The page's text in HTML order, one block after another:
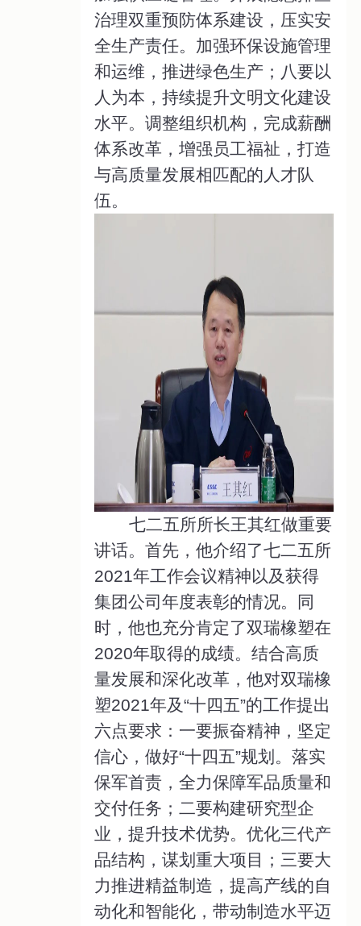
治理双重预防体系建设，压实安
全生产责任。加强环保设施管理
和运维，推进绿色生产；八要以
人为本，持续提升文明文化建设
水平。调整组织机构，完成薪酬
体系改革，增强员工福祉，打造
与高质量发展相匹配的人才队
伍。
七二五所所长王其红做重要
讲话。首先，他介绍了七二五所
2021年工作会议精神以及获得
集团公司年度表彰的情况。同
时，他也充分肯定了双瑞橡塑在
2020年取得的成绩。结合高质
量发展和深化改革，他对双瑞橡
塑2021年及“十四五”的工作提出
六点要求：一要振奋精神，坚定
信心，做好“十四五”规划。落实
保军首责，全力保障军品质量和
交付任务；二要构建研究型企
业，提升技术优势。优化三代产
品结构，谋划重大项目；三要大
力推进精益制造，提高产线的自
动化和智能化，带动制造水平迈